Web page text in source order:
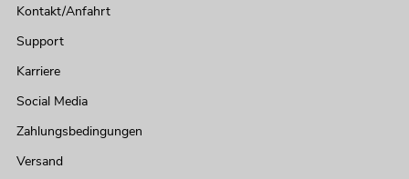
Kontakt/Anfahrt
Support
Karriere
Social Media
Zahlungsbedingungen
Versand